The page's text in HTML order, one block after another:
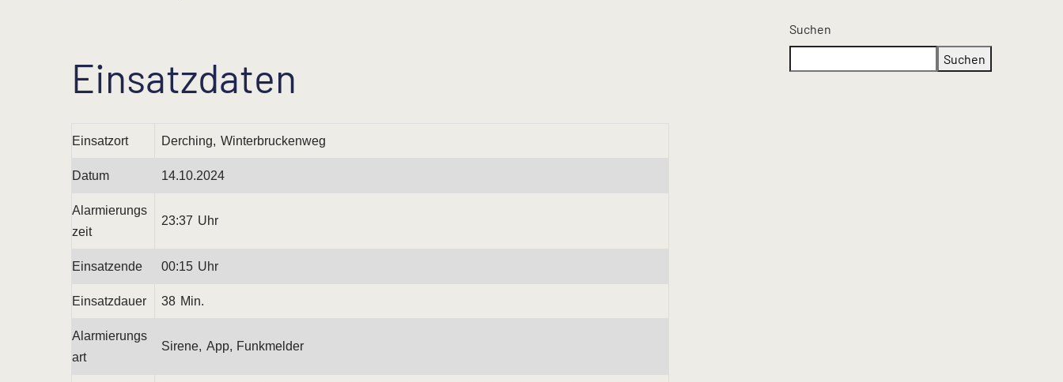
Einsatzdaten
Einsatzort Derching, Winterbruckenweg
Datum 14.10.2024
Alarmierungs
zeit
23:37 Uhr
Einsatzende 00:15 Uhr
Einsatzdauer 38 Min.
Alarmierungs
art
Sirene, App, Funkmelder
Suchen
Suchen